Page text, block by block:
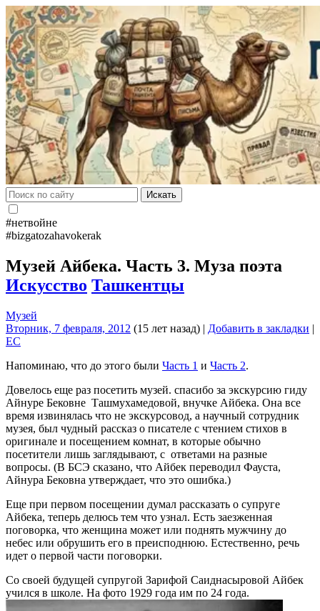
Искать
#нетвойне
#bizgatozahavokerak
Музей Айбека. Часть 3. Муза поэта
Искусство Ташкентцы
Музей
Вторник, 7 февраля, 2012 (15 лет назад) | Добавить в закладки |
EC
Напоминаю, что до этого были Часть 1 и Часть 2.
Довелось еще раз посетить музей. спасибо за экскурсию гиду
Айнуре Бековне Ташмухамедовой, внучке Айбека. Она все
время извинялась что не экскурсовод, а научный сотрудник
музея, был чудный рассказ о писателе с чтением стихов в
оригинале и посещением комнат, в которые обычно
посетители лишь заглядывают, с ответами на разные
вопросы. (В БСЭ сказано, что Айбек переводил Фауста,
Айнура Бековна утверждает, что это ошибка.)
Еще при первом посещении думал рассказать о супруге
Айбека, теперь делюсь тем что узнал. Есть заезженная
поговорка, что женщина может или поднять мужчину до
небес или обрушить его в преисподнюю. Естественно, речь
идет о первой части поговорки.
Со своей будущей супругой Зарифой Саиднасыровой Айбек
учился в школе. На фото 1929 года им по 24 года.